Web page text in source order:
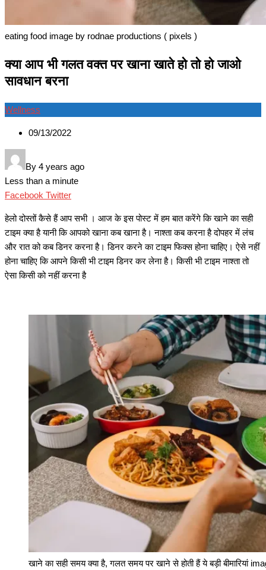
eating food image by rodnae productions ( pixels )
क्या आप भी गलत वक्त पर खाना खाते हो तो हो जाओ
सावधान बरना
Wellness
09/13/2022
By 4 years ago
Less than a minute
Facebook TwitterGoogle+
LinkedIn
Whatsapp
Pinterest
Share
Email
Print
हेलो दोस्तों कैसे हैं आप सभी । आज के इस पोस्ट में हम बात करेंगे कि खाने का सही
टाइम क्या है यानी कि आपको खाना कब खाना है। नाश्ता कब करना है दोपहर में लंच
और रात को कब डिनर करना है। डिनर करने का टाइम फिक्स होना चाहिए। ऐसे नहीं
होना चाहिए कि आपने किसी भी टाइम डिनर कर लेना है। किसी भी टाइम नाश्ता तो
ऐसा किसी को नहीं करना है
खाने का सही समय क्या है, गलत समय पर खाने से होती हैं ये बड़ी बीमारियां